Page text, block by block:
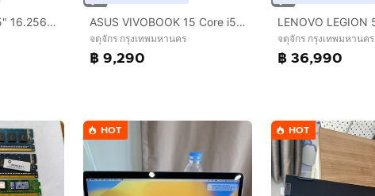
MacBook Air M4 15" 16.256GB ASUS VIVOBOOK 15 Core i5-1235U RAM8-512GB
จตุจักร กรุงเทพมหานคร
฿ 9,290
จตุจักร กรุงเทพมหานคร
฿ 36,990
HOT HOT